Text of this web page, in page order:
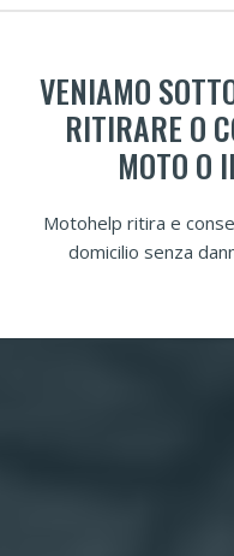
VENIAMO
RITIRARE O
MOTO O
Motohelp ritira e
domicilio senza